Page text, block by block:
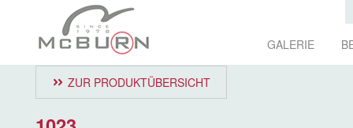
GALERIE
ZUR PRODUKTÜBERSICHT